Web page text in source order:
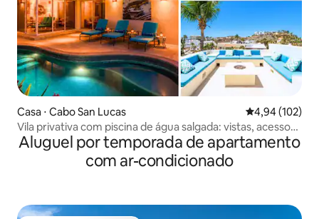
Casa ⋅ Cabo San Lucas 4,94 de uma
4,94 (102)
Vila privativa com piscina de água salgada: vistas, acesso
ao resort
Aluguel por temporada de apartamento
com ar-condicionado